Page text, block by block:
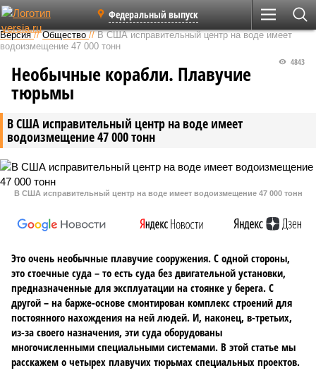
Федеральный выпуск
Версия //Общество //В США исправительный центр на воде имеет
водоизмещение 47 000 тонн
В США исправительный центр на воде имеет
водоизмещение 47 000 тонн
4843
Необычные корабли. Плавучие
тюрьмы
В США исправительный центр на воде имеет водоизмещение 47 000 тонн
Это очень необычные плавучие сооружения. С одной стороны,
это стоечные суда – то есть суда без двигательной установки,
предназначенные для эксплуатации на стоянке у берега. С
другой – на барже-основе смонтирован комплекс строений для
постоянного нахождения на ней людей. И, наконец, в-третьих,
из-за своего назначения, эти суда оборудованы
многочисленными специальными системами. В этой статье мы
расскажем о четырех плавучих тюрьмах специальных проектов.